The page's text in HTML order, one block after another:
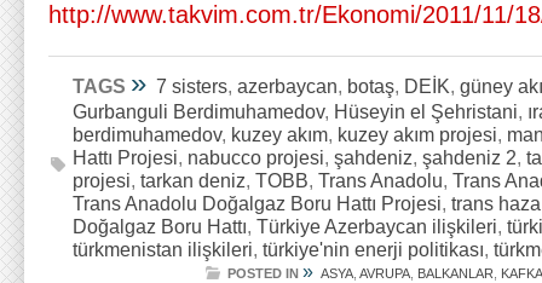
http://www.takvim.com.tr/Ekonomi/2011/11/
TAGS » 7 sisters, azerbaycan, botaş, DEİK, güney
Gurbanguli Berdimuhamedov, Hüseyin el Şehristani,
berdimuhamedov, kuzey akım, kuzey akım projesi,
Hattı Projesi, nabucco projesi, şahdeniz, şahdeniz 2,
projesi, tarkan deniz, TOBB, Trans Anadolu, Trans
Trans Anadolu Doğalgaz Boru Hattı Projesi, trans
Doğalgaz Boru Hattı, Türkiye Azerbaycan ilişkileri,
türkmenistan ilişkileri, türkiye'nin enerji politikası,
POSTED IN » ASYA AVRUPA BALKANLAR